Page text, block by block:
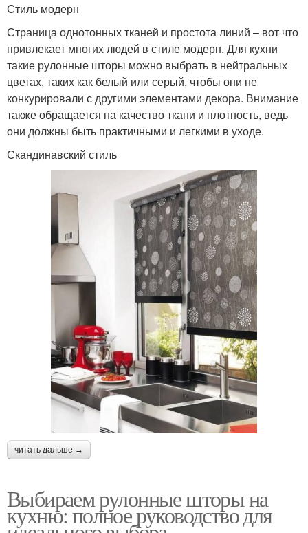
Стиль модерн
Страница однотонных тканей и простота линий – вот что
привлекает многих людей в стиле модерн. Для кухни
такие рулонные шторы можно выбрать в нейтральных
цветах, таких как белый или серый, чтобы они не
конкурировали с другими элементами декора. Внимание
также обращается на качество ткани и плотность, ведь
они должны быть практичными и легкими в уходе.
Скандинавский стиль
читать дальше →
Выбираем рулонные шторы на
кухню: полное руководство для